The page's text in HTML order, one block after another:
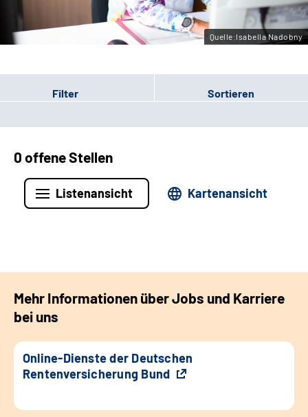
Gebärdensprache
Quelle:Isabella Nadobny
Filter Sortieren
0 offene Stellen
Listenansicht Kartenansicht
Mehr Informationen über Jobs und Karriere
bei uns
Online-Dienste der Deutschen
Rentenversicherung Bund